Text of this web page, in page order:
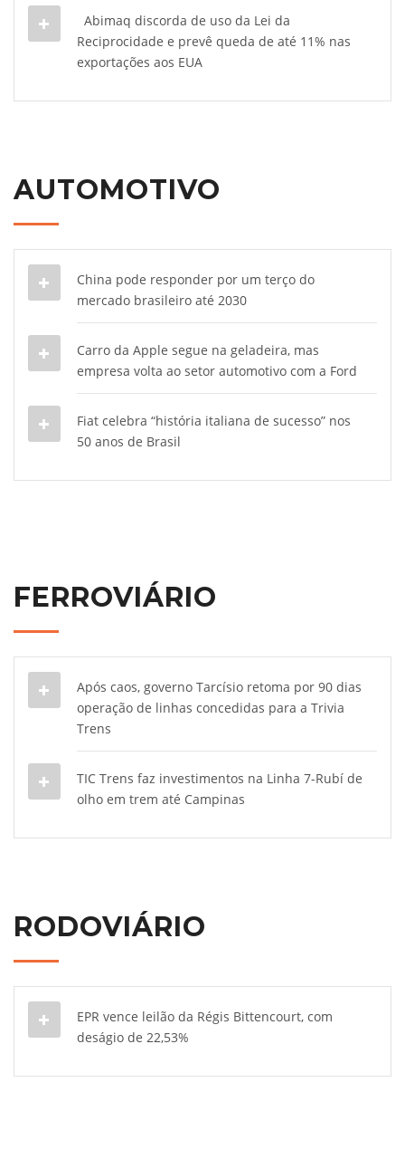
Abimaq discorda de uso da Lei da
Reciprocidade e prevê queda de até 11% nas
exportações aos EUA
AUTOMOTIVO
China pode responder por um terço do
mercado brasileiro até 2030
Carro da Apple segue na geladeira, mas
empresa volta ao setor automotivo com a Ford
Fiat celebra “história italiana de sucesso” nos
50 anos de Brasil
FERROVIÁRIO
Após caos, governo Tarcísio retoma por 90 dias
operação de linhas concedidas para a Trivia
Trens
TIC Trens faz investimentos na Linha 7-Rubí de
olho em trem até Campinas
RODOVIÁRIO
EPR vence leilão da Régis Bittencourt, com
deságio de 22,53%